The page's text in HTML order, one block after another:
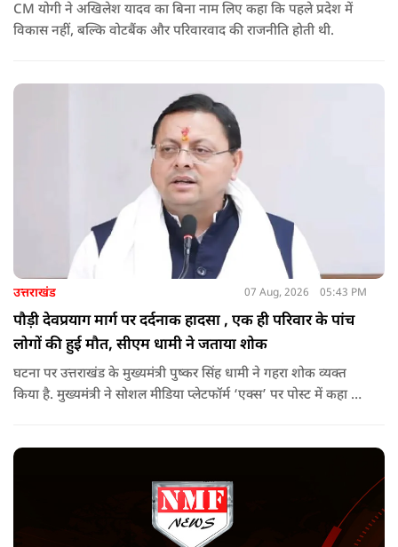
CM योगी ने अखिलेश यादव का बिना नाम लिए कहा कि पहले प्रदेश में
विकास नहीं, बल्कि वोटबैंक और परिवारवाद की राजनीति होती थी.
उत्तराखंड 07 Aug, 2026 05:43 PM
पौड़ी देवप्रयाग मार्ग पर दर्दनाक हादसा , एक ही परिवार के पांच
लोगों की हुई मौत, सीएम धामी ने जताया शोक
घटना पर उत्तराखंड के मुख्यमंत्री पुष्कर सिंह धामी ने गहरा शोक व्यक्त
किया है. मुख्यमंत्री ने सोशल मीडिया प्लेटफॉर्म ‘एक्स’ पर पोस्ट में कहा कि
उपचार तथा गंभीर रूप से घायलों को आवश्यकता पड़ने पर एयरलिफ्ट कर
उच्च चिकित्सा केंद्रों में रेफर करने के निर्देश दिए हैं.